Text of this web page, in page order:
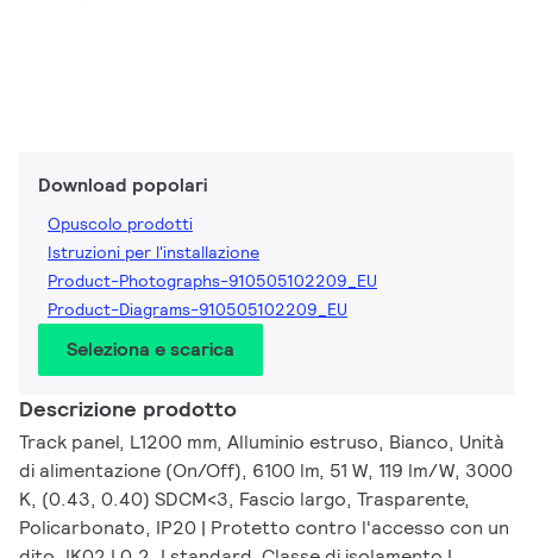
Download popolari
Opuscolo prodotti
Istruzioni per l'installazione
Product-Photographs-910505102209_EU
Product-Diagrams-910505102209_EU
Seleziona e scarica
Descrizione prodotto
Track panel, L1200 mm, Alluminio estruso, Bianco, Unità
di alimentazione (On/Off), 6100 lm, 51 W, 119 lm/W, 3000
K, (0.43, 0.40) SDCM<3, Fascio largo, Trasparente,
Policarbonato, IP20 | Protetto contro l'accesso con un